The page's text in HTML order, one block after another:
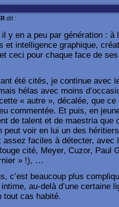
dit :
y en a peu par génération :
et intelligence graphique,
ceci pour chaque face de
été cités, je continue avec
hélas avec moins
« autre », décalée, que
commentée. Et puis, en
de talent et de maestria que
peut voir en lui un des
assez faciles à détecter, avec
cité, Meyer, Cuzor, Paul
» !), …
c’est beaucoup plus
au-delà d’une certaine
tout cas habité.